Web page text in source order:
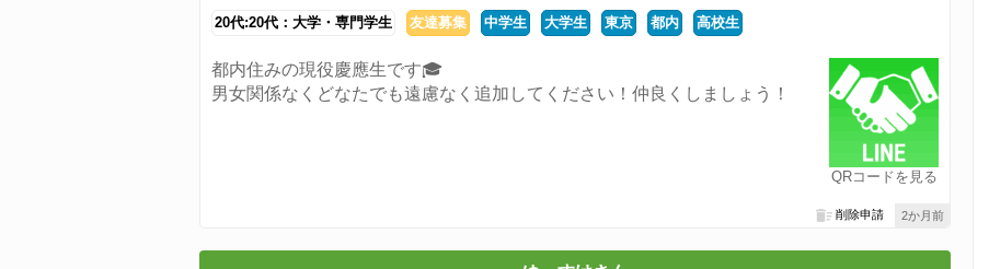
20代:20代：大学・専門学生 友達募集 中学生 大学生 東京 都内 高校生
QRコードを見る
都内住みの現役慶應生です🎓
男女関係なくどなたでも遠慮なく追加してください！仲良くしましょう！
2か月前
削除申請